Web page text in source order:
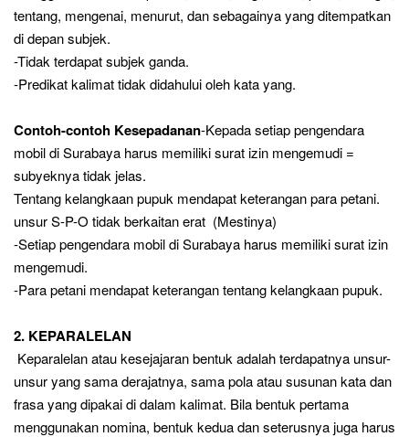
tentang, mengenai, menurut, dan sebagainya yang ditempatkan
di depan subjek.
-Tidak terdapat subjek ganda.
-Predikat kalimat tidak didahului oleh kata yang.
Contoh-contoh Kesepadanan-Kepada setiap pengendara
mobil di Surabaya harus memiliki surat izin mengemudi =
subyeknya tidak jelas.
Tentang kelangkaan pupuk mendapat keterangan para petani.
unsur S-P-O tidak berkaitan erat (Mestinya)
-Setiap pengendara mobil di Surabaya harus memiliki surat izin
mengemudi.
-Para petani mendapat keterangan tentang kelangkaan pupuk.
2. KEPARALELAN
Keparalelan atau kesejajaran bentuk adalah terdapatnya unsur-
unsur yang sama derajatnya, sama pola atau susunan kata dan
frasa yang dipakai di dalam kalimat. Bila bentuk pertama
menggunakan nomina, bentuk kedua dan seterusnya juga harus